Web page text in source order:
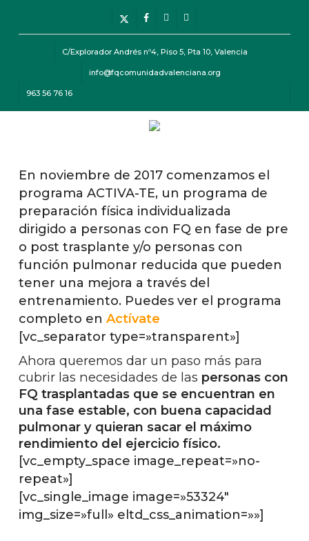
x-
twitter
facebookinstagramtelegram
C/Explorador Andrés nº4, Piso 5, Pta 10, Valencia
info@fqcomunidadvalenciana.org
963 56 76 16
En noviembre de 2017 comenzamos el
programa ACTIVA-TE, un programa de
preparación física individualizada
dirigido a personas con FQ en fase de pre
o post trasplante y/o personas con
función pulmonar reducida que pueden
tener una mejora a través del
entrenamiento. Puedes ver el programa
completo en Actívate
[vc_separator type=»transparent»]
Ahora queremos dar un paso más para
cubrir las necesidades de las personas con
FQ trasplantadas que se encuentran en
una fase estable, con buena capacidad
pulmonar y quieran sacar el máximo
rendimiento del ejercicio físico.
[vc_empty_space image_repeat=»no-
repeat»]
[vc_single_image image=»53324″
img_size=»full» eltd_css_animation=»»]